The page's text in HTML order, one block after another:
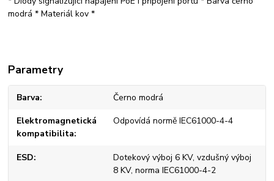
modrá * Materiál kov *
Parametry
Barva Černo modrá
Elektromagnetická
kompatibilita
Odpovídá normě IEC61000-4-4
ESD
Dotekový výboj 6 KV, vzdušný výboj
8 KV, norma IEC61000-4-2